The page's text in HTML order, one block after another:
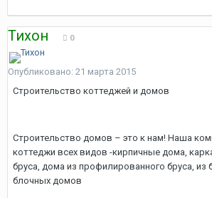
Тихон 0
Опубликовано: 21 марта 2015
Строительство коттеджей и домов
Строительство домов – это к нам! Наша
коттеджи всех видов -кирпичные дома,
бруса, дома из профилированного бруса, из
блочных домов